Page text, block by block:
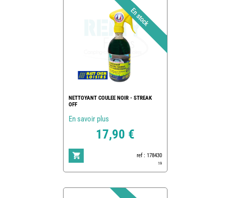
NETTOYANT COULEE NOIR - STREAK
OFF
En savoir plus
17,90 €
ref : 178430
19